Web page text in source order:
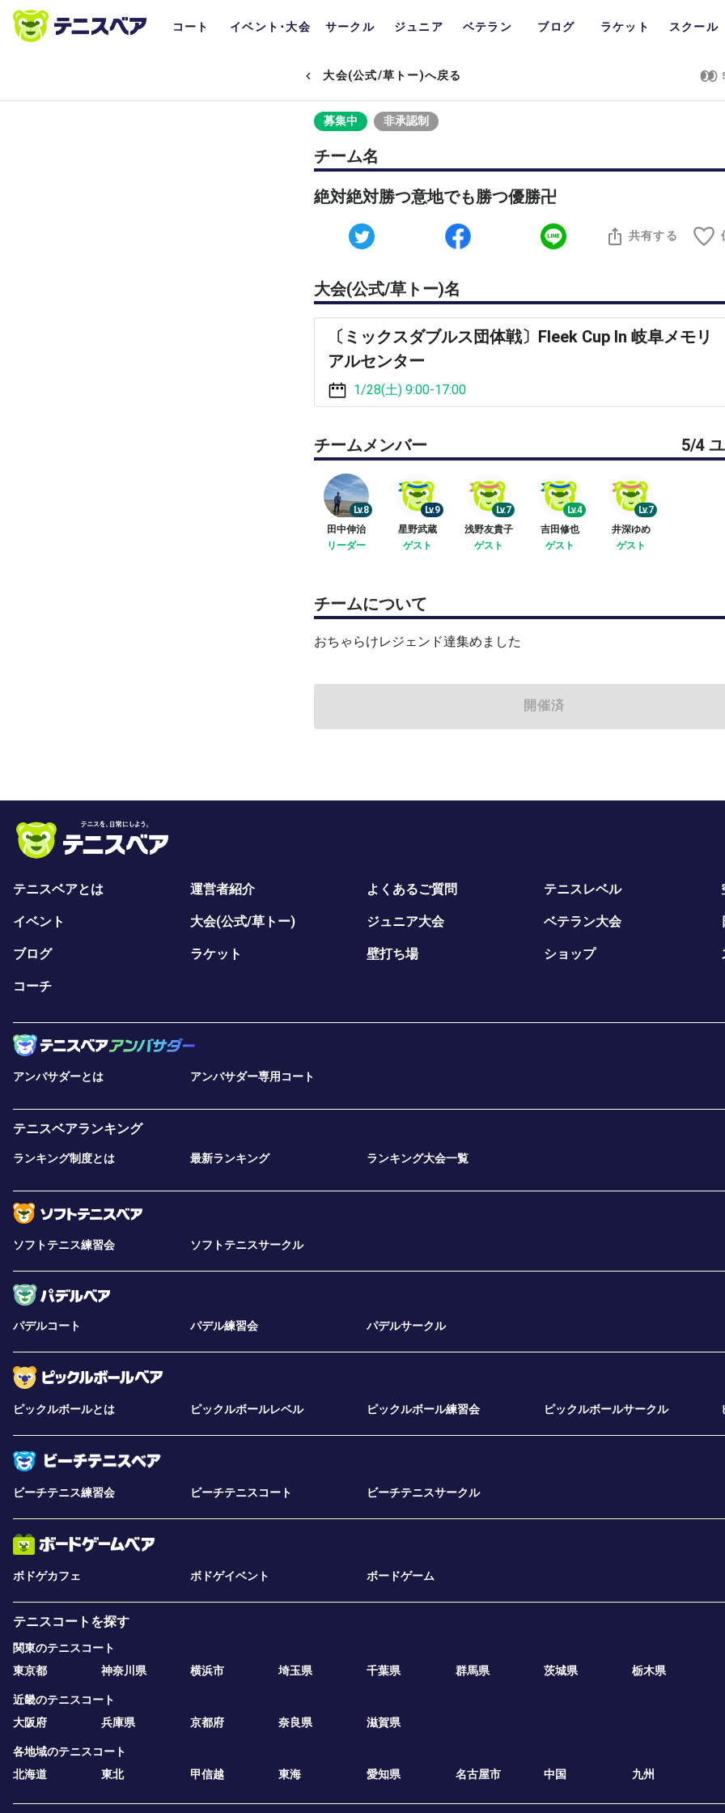
コート イベント･大会 サークル ジュニア ベテラン ブログ ラケット スクール
大会(公式/草トー)へ戻る
募集中 非承認制
チーム名
絶対絶対勝つ意地でも勝つ優勝卍
共有する
大会(公式/草トー)名
〔ミックスダブルス団体戦〕Fleek Cup In 岐阜メモリ
アルセンター
1/28(土) 9:00-17:00
チームメンバー 5/4
Lv.8
田中伸治
リーダー
Lv.9
星野武蔵
ゲスト
Lv.7
浅野友貴子
ゲスト
Lv.4
吉田修也
ゲスト
Lv.7
井深ゆめ
ゲスト
チームについて
おちゃらけレジェンド達集めました
開催済
テニスベアとは 運営者紹介 よくあるご質問 テニスレベル
イベント 大会(公式/草トー) ジュニア大会 ベテラン大会
ブログ ラケット 壁打ち場 ショップ
コーチ
アンバサダーとは アンバサダー専用コート
テニスベアランキング
ランキング制度とは 最新ランキング ランキング大会一覧
ソフトテニス練習会 ソフトテニスサークル
パデルコート パデル練習会 パデルサークル
ピックルボールとは ピックルボールレベル ピックルボール練習会 ピックルボールサークル
ビーチテニス練習会 ビーチテニスコート ビーチテニスサークル
ボドゲカフェ ボドゲイベント ボードゲーム
テニスコートを探す
関東のテニスコート
東京都
神奈川県 横浜市 埼玉県 千葉県 群馬県 茨城県 栃木県
近畿のテニスコート
大阪府
兵庫県 京都府 奈良県 滋賀県
各地域のテニスコート
北海道
東北 甲信越 東海 愛知県 名古屋市 中国 九州